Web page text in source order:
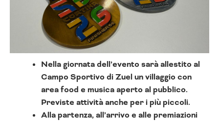
Nella giornata dell’evento sarà allestito al
Campo Sportivo di Zuel un villaggio con
area food e musica aperto al pubblico.
Previste attività anche per i più piccoli.
Alla partenza, all’arrivo e alle premiazioni